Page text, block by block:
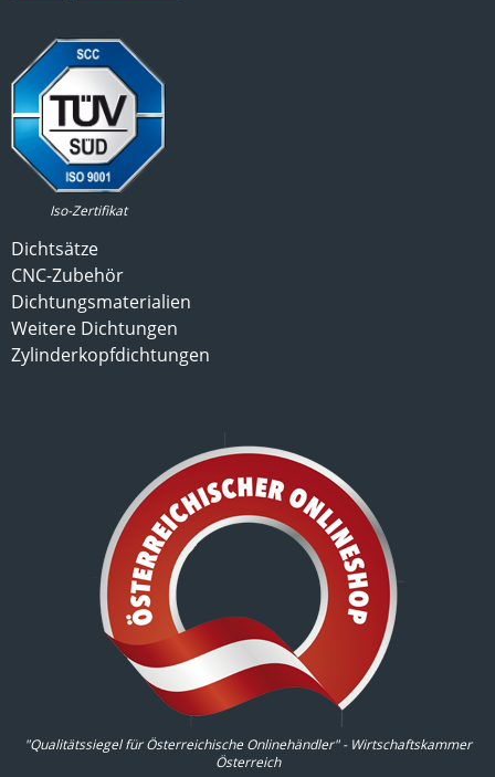
Iso-Zertifikat
Dichtsätze
CNC-Zubehör
Dichtungsmaterialien
Weitere Dichtungen
Zylinderkopfdichtungen
"Qualitätssiegel für Österreichische Onlinehändler" - Wirtschaftskammer
Österreich